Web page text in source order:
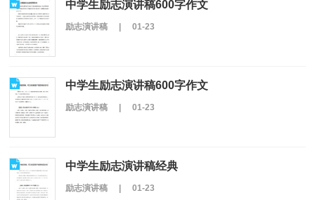
中学生励志演讲稿600字作文
励志演讲稿 01-23
中学生励志演讲稿600字作文
励志演讲稿 01-23
中学生励志演讲稿经典
励志演讲稿 01-23